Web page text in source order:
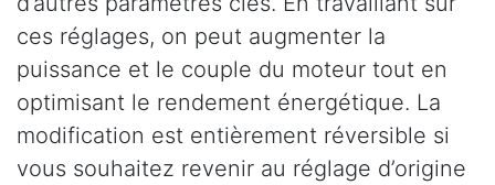
ces réglages, on peut augmenter la
puissance et le couple du moteur tout en
optimisant le rendement énergétique. La
modification est entièrement réversible si
vous souhaitez revenir au réglage d’origine